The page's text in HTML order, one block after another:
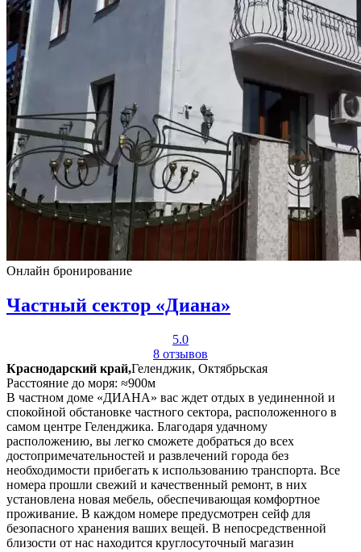
Онлайн бронирование
Частный сектор «Диана»
5.0
8 отзывов
Краснодарский край,Геленджик, Октябрьская
Расстояние до моря: ≈900м
В частном доме «ДИАНА» вас ждет отдых в уединенной и
спокойной обстановке частного сектора, расположенного в
самом центре Геленджика. Благодаря удачному
расположению, вы легко сможете добраться до всех
достопримечательностей и развлечений города без
необходимости прибегать к использованию транспорта. Все
номера прошли свежий и качественный ремонт, в них
установлена новая мебель, обеспечивающая комфортное
проживание. В каждом номере предусмотрен сейф для
безопасного хранения ваших вещей. В непосредственной
близости от нас находится круглосуточный магазин